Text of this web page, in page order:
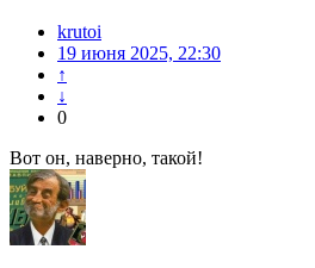
krutoi
19 июня 2025, 22:30
↑
↓
0
Вот он, наверно, такой!